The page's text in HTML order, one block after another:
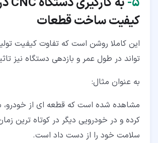
کیفیت ساخت قطعات
این کاملا روشن است که تفاوت کیفیت
تواند در طول عمر و بازدهی دستگاه نیز
به عنوان مثال:
مشاهده شده است که قطعه ای از خودرو،
کرده و در خودرویی دیگر در کوتاه ترین
سلامت خود را از دست داد است.